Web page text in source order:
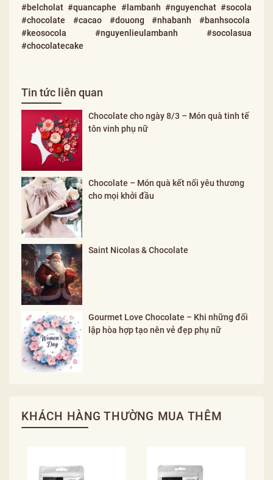
#belcholat #quancaphe #lambanh #nguyenchat #socola
#chocolate #cacao #douong #nhabanh #banhsocola
#keosocola #nguyenlieulambanh #socolasua
#chocolatecake
Tin tức liên quan
Chocolate cho ngày 8/3 – Món quà tinh tế
tôn vinh phụ nữ
Chocolate – Món quà kết nối yêu thương
cho mọi khởi đầu
Saint Nicolas & Chocolate
Gourmet Love Chocolate – Khi những đối
lập hòa hợp tạo nên vẻ đẹp phụ nữ
KHÁCH HÀNG THƯỜNG MUA THÊM